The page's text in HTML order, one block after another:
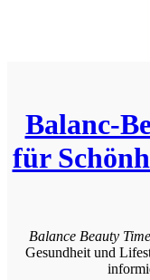
Balanc-
für
Balance Beauty Time
Gesundheit und